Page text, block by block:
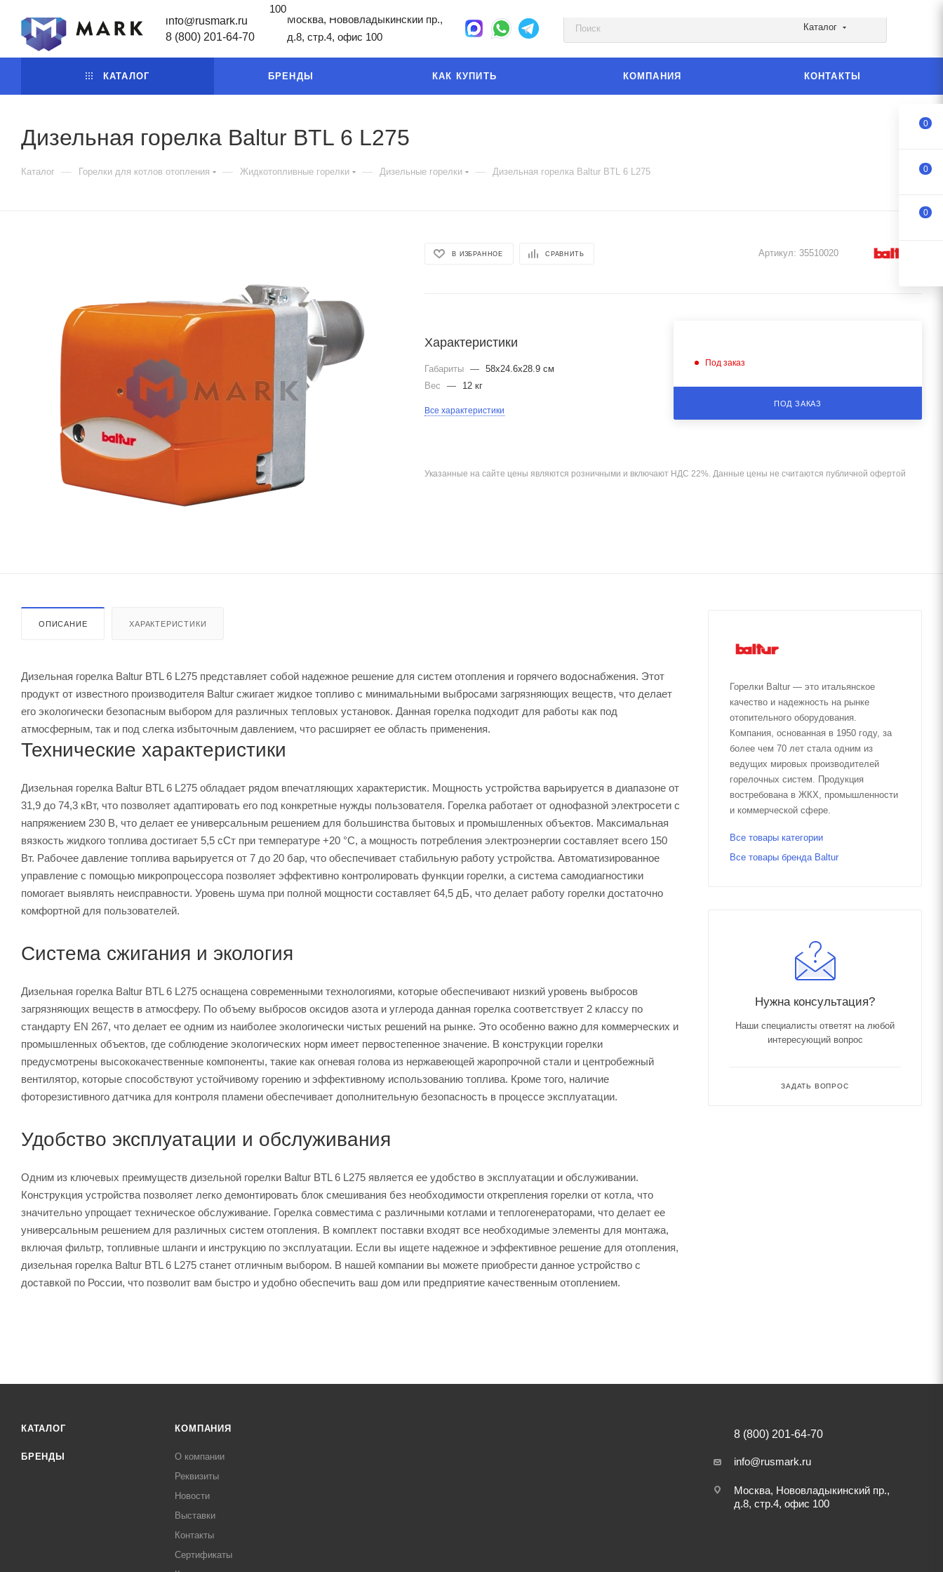
info@rusmark.ru
8 (800) 201-64-70
Москва, Нововладыкинский пр.,
д.8, стр.4, офис 100
Каталог
КАТАЛОГ БРЕНДЫ КАК КУПИТЬ КОМПАНИЯ КОНТАКТЫ
100
Дизельная горелка Baltur BTL 6 L275
Каталог — Горелки для котлов отопления — Жидкотопливные горелки — Дизельные горелки — Дизельная горелка Baltur BTL 6 L275
В ИЗБРАННОЕ СРАВНИТЬ Артикул: 35510020
Характеристики
Габариты —
58x24.6x28.9 см
Вес
— 12 кг
Все характеристики
Под заказ
ПОД ЗАКАЗ
Указанные на сайте цены являются розничными и включают НДС 22%. Данные цены не считаются публичной офертой
ОПИСАНИЕ ХАРАКТЕРИСТИКИ
Дизельная горелка Baltur BTL 6 L275 представляет собой надежное решение для систем отопления и горячего водоснабжения. Этот
продукт от известного производителя Baltur сжигает жидкое топливо с минимальными выбросами загрязняющих веществ, что делает
его экологически безопасным выбором для различных тепловых установок. Данная горелка подходит для работы как под
атмосферным, так и под слегка избыточным давлением, что расширяет ее область применения.
Технические характеристики
Дизельная горелка Baltur BTL 6 L275 обладает рядом впечатляющих характеристик. Мощность устройства варьируется в диапазоне от
31,9 до 74,3 кВт, что позволяет адаптировать его под конкретные нужды пользователя. Горелка работает от однофазной электросети с
напряжением 230 В, что делает ее универсальным решением для большинства бытовых и промышленных объектов. Максимальная
вязкость жидкого топлива достигает 5,5 сСт при температуре +20 °C, а мощность потребления электроэнергии составляет всего 150
Вт. Рабочее давление топлива варьируется от 7 до 20 бар, что обеспечивает стабильную работу устройства. Автоматизированное
управление с помощью микропроцессора позволяет эффективно контролировать функции горелки, а система самодиагностики
помогает выявлять неисправности. Уровень шума при полной мощности составляет 64,5 дБ, что делает работу горелки достаточно
комфортной для пользователей.
Система сжигания и экология
Дизельная горелка Baltur BTL 6 L275 оснащена современными технологиями, которые обеспечивают низкий уровень выбросов
загрязняющих веществ в атмосферу. По объему выбросов оксидов азота и углерода данная горелка соответствует 2 классу по
стандарту EN 267, что делает ее одним из наиболее экологически чистых решений на рынке. Это особенно важно для коммерческих и
промышленных объектов, где соблюдение экологических норм имеет первостепенное значение. В конструкции горелки
предусмотрены высококачественные компоненты, такие как огневая голова из нержавеющей жаропрочной стали и центробежный
вентилятор, которые способствуют устойчивому горению и эффективному использованию топлива. Кроме того, наличие
фоторезистивного датчика для контроля пламени обеспечивает дополнительную безопасность в процессе эксплуатации.
Удобство эксплуатации и обслуживания
Одним из ключевых преимуществ дизельной горелки Baltur BTL 6 L275 является ее удобство в эксплуатации и обслуживании.
Конструкция устройства позволяет легко демонтировать блок смешивания без необходимости открепления горелки от котла, что
значительно упрощает техническое обслуживание. Горелка совместима с различными котлами и теплогенераторами, что делает ее
универсальным решением для различных систем отопления. В комплект поставки входят все необходимые элементы для монтажа,
включая фильтр, топливные шланги и инструкцию по эксплуатации. Если вы ищете надежное и эффективное решение для отопления,
дизельная горелка Baltur BTL 6 L275 станет отличным выбором. В нашей компании вы можете приобрести данное устройство с
доставкой по России, что позволит вам быстро и удобно обеспечить ваш дом или предприятие качественным отоплением.
Горелки Baltur — это итальянское
качество и надежность на рынке
отопительного оборудования.
Компания, основанная в 1950 году, за
более чем 70 лет стала одним из
ведущих мировых производителей
горелочных систем. Продукция
востребована в ЖКХ, промышленности
и коммерческой сфере.
Все товары категории
Все товары бренда Baltur
Нужна консультация?
Наши специалисты ответят на любой
интересующий вопрос
ЗАДАТЬ ВОПРОС
КАТАЛОГ
БРЕНДЫ
КОМПАНИЯ
О компании
Реквизиты
Новости
Выставки
Контакты
Сертификаты
8 (800) 201-64-70
info@rusmark.ru
Москва, Нововладыкинский пр.,
д.8, стр.4, офис 100
0
0
0